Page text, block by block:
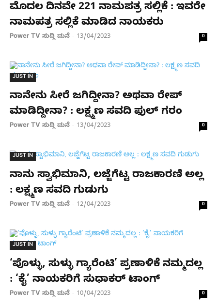
ಮೊದಲ ದಿನವೇ 221 ನಾಮಪತ್ರ ಸಲ್ಲಿಕೆ : ಇವರೇ
ನಾಮಪತ್ರ ಸಲ್ಲಿಕೆ ಮಾಡಿದ ನಾಯಕರು
Power TV ಸುದ್ದಿ ಮನೆ - 13/04/2023 0
JUST IN
ನಾನೇನು ಸೀರೆ ಜಗಿದ್ದೀನಾ? ಅಥವಾ ರೇಪ್
ಮಾಡಿದ್ದೀನಾ? : ಲಕ್ಷ್ಮಣ ಸವದಿ ಫುಲ್ ಗರಂ
Power TV ಸುದ್ದಿ ಮನೆ - 13/04/2023 0
JUST IN
ನಾನು ಸ್ವಾಭಿಮಾನಿ, ಲಜ್ಜೆಗೆಟ್ಟ ರಾಜಕಾರಣಿ ಅಲ್ಲ
: ಲಕ್ಷ್ಮಣ ಸವದಿ ಗುಡುಗು
Power TV ಸುದ್ದಿ ಮನೆ - 12/04/2023 0
JUST IN
‘ಪೊಳ್ಳು, ಸುಳ್ಳು ಗ್ಯಾರೆಂಟಿ’ ಪ್ರಣಾಳಿಕೆ ನಮ್ಮದಲ್ಲ
: ‘ಕೈ’ ನಾಯಕರಿಗೆ ಸುಧಾಕರ್ ಟಾಂಗ್
Power TV ಸುದ್ದಿ ಮನೆ - 10/04/2023 0